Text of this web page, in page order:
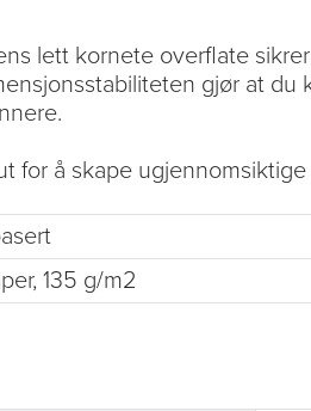
lett kornete overflate
gjør at
for å skape ugjennomsiktige
135 g/m2